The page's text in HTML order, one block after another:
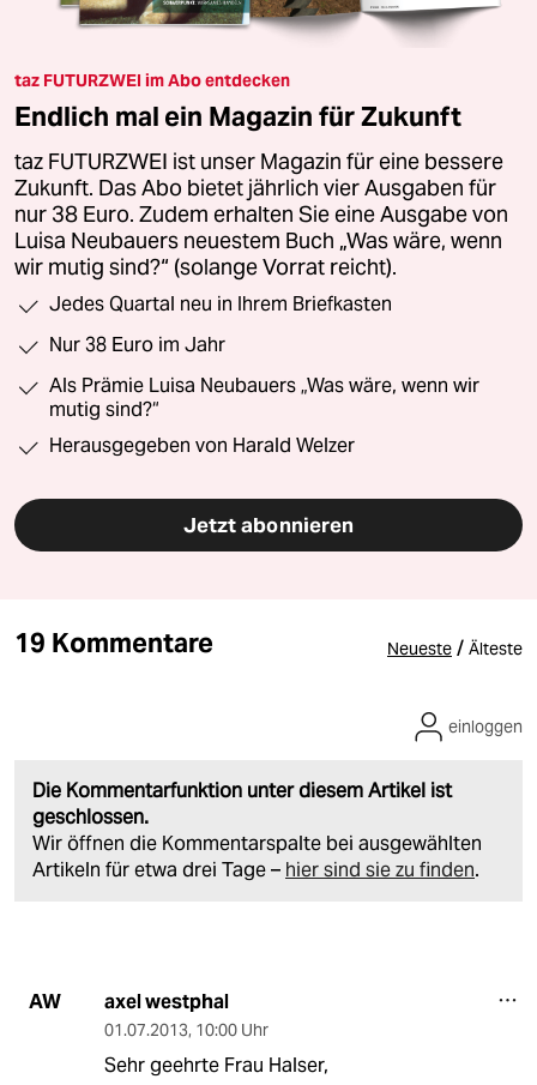
taz FUTURZWEI im Abo entdecken
Endlich mal ein Magazin für Zukunft
taz FUTURZWEI ist unser Magazin für eine bessere
Zukunft. Das Abo bietet jährlich vier Ausgaben für
nur 38 Euro. Zudem erhalten Sie eine Ausgabe von
Luisa Neubauers neuestem Buch „Was wäre, wenn
wir mutig sind?“ (solange Vorrat reicht).
Jedes Quartal neu in Ihrem Briefkasten
Nur 38 Euro im Jahr
Als Prämie Luisa Neubauers „Was wäre, wenn wir
mutig sind?“
Herausgegeben von Harald Welzer
Jetzt abonnieren
19 Kommentare Neueste / Älteste
Die Kommentarfunktion unter diesem Artikel ist
geschlossen.
Wir öffnen die Kommentarspalte bei ausgewählten
Artikeln für etwa drei Tage – hier sind sie zu finden.
einloggen
AW axel westphal
01.07.2013, 10:00 Uhr
Sehr geehrte Frau Halser,